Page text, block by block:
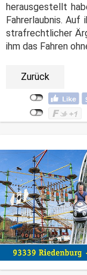
herausgestellt
Fahrerlaubnis.
strafrechtlicher
ihm das Fahren
Zurück